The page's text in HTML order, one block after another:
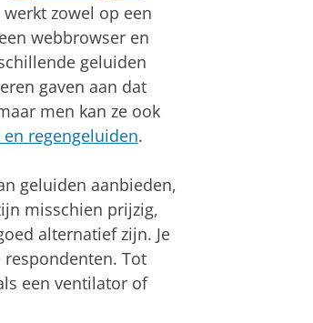
werkt zowel op een
webbrowser en
geluiden
gaven aan dat
men kan ze ook
regengeluiden.
geluiden aanbieden,
misschien prijzig,
alternatief zijn. Je
Tot
een ventilator of